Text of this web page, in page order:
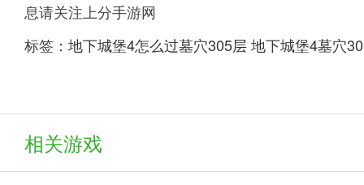
息请关注上分手游网
标签： 地下城堡4怎么过墓穴305层地下城堡4墓穴
相关游戏